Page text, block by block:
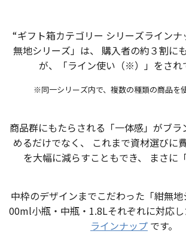
“ギフト箱カテゴリー シリーズライン
無地シリーズ」は、
が、「ライン使い（※）」をされ
※同一シリーズ内で、複数の種類の商品を
商品群にもたらされる「一体感」がブラ
めるだけでなく、
を大幅に減らすこともでき、
まさに
中枠のデザインまでこだわった「紺無地
00ml小瓶・中瓶・1.8Lそれぞれに対応
ラインナップ です。